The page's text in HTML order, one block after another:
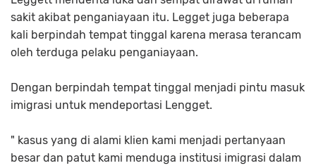
sakit akibat penganiayaan itu. Legget juga beberapa
kali berpindah tempat tinggal karena merasa terancam
oleh terduga pelaku penganiayaan.
Dengan berpindah tempat tinggal menjadi pintu masuk
imigrasi untuk mendeportasi Lengget.
" kasus yang di alami klien kami menjadi pertanyaan
besar dan patut kami menduga institusi imigrasi dalam